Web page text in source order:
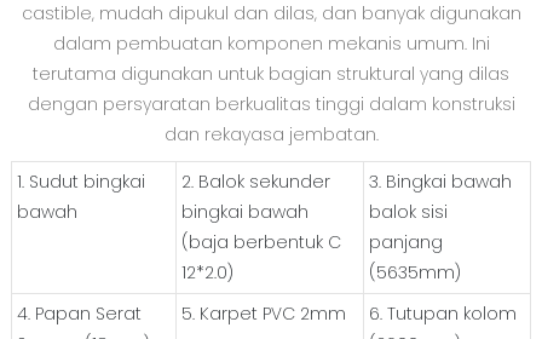
castible, mudah dipukul dan dilas, dan banyak digunakan
dalam pembuatan komponen mekanis umum. Ini
terutama digunakan untuk bagian struktural yang dilas
dengan persyaratan berkualitas tinggi dalam konstruksi
dan rekayasa jembatan.
1. Sudut bingkai
bawah
2. Balok sekunder
bingkai bawah
(baja berbentuk C
12*2.0)
3. Bingkai bawah
balok sisi
panjang
(5635mm)
4. Papan Serat
5. Karpet PVC 2mm
6. Tutupan kolom